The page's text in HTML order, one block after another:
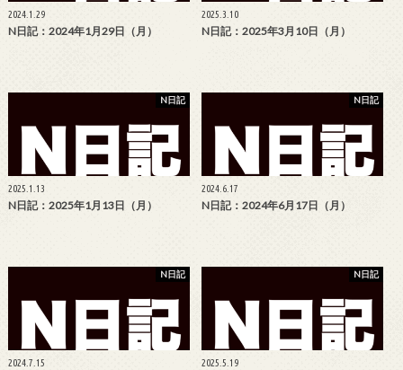
2024.1.29
N日記：2024年1月29日（月）
2025.3.10
N日記：2025年3月10日（月）
N日記
2025.1.13
N日記：2025年1月13日（月）
N日記
2024.6.17
N日記：2024年6月17日（月）
N日記
2024.7.15
N日記
2025.5.19